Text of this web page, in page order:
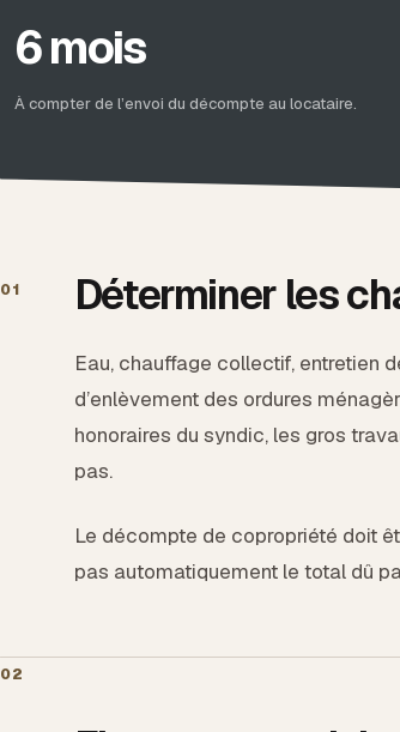
6 mois
À compter de l’envoi du décompte au locataire.
01 Déterminer les
Eau, chauffage collectif, entretien
d’enlèvement des ordures
honoraires du syndic, les gros
pas.
Le décompte de copropriété doit
pas automatiquement le total dû
02